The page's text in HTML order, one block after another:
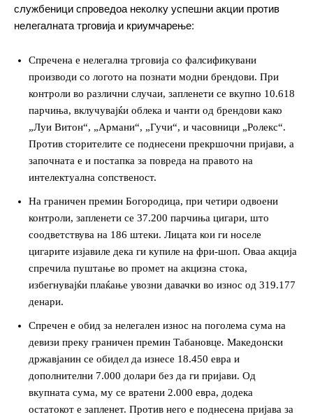
━ pricing plans
Free
бесплатно
ИЗБЕРЕТЕ ПЛАН
службеници спроведоа неколку успешни акции против
нелегалната трговија и криумчарење:
Спречена е нелегална трговија со фалсификувани
производи со логото на познати модни брендови. При
контроли во различни случаи, запленети се вкупно 10.618
парчиња, вклучувајќи облека и чанти од брендови како
„Луи Витон“, „Армани“, „Гучи“, и часовници „Ролекс“.
Против сторителите се поднесени прекршочни пријави, а
започната е и постапка за повреда на правото на
интелектуална сопственост.
На граничен премин Богородица, при четири одвоени
контроли, запленети се 37.200 парчиња цигари, што
соодветствува на 186 штеки. Лицата кои ги носеле
цигарите изјавиле дека ги купиле на фри-шоп. Оваа акција
спречила пуштање во промет на акцизна стока,
избегнувајќи плаќање увозни давачки во износ од 319.177
денари.
Спречен е обид за нелегален износ на поголема сума на
девизи преку граничен премин Табановце. Македонски
државјанин се обидел да изнесе 18.450 евра и
дополнителни 7.000 долари без да ги пријави. Од
вкупната сума, му се вратени 2.000 евра, додека
остатокот е запленет. Против него е поднесена пријава за